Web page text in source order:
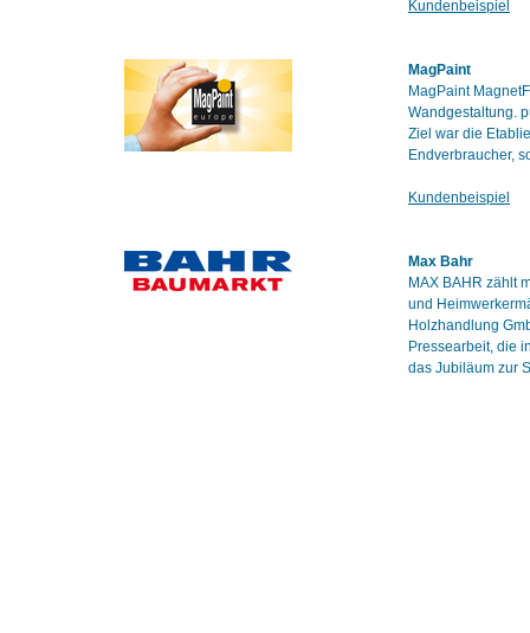
Kundenbeispiel
MagPaint
MagPaint
Wandgestaltung.
Ziel war die
Endverbraucher,
Kundenbeispiel
Max Bahr
MAX BAHR zählt
und
Holzhandlung
Pressearbeit, die
das Jubiläum zur